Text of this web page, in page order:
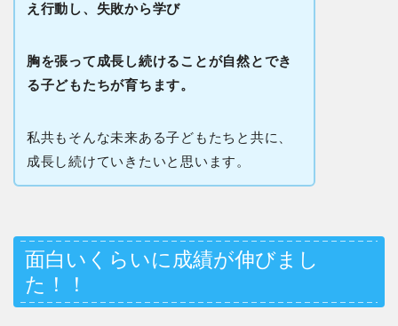
え行動し、失敗から学び
胸を張って成長し続けることが自然とでき
る子どもたちが育ちます。
私共もそんな未来ある子どもたちと共に、
成長し続けていきたいと思います。
面白いくらいに成績が伸びまし
た！！